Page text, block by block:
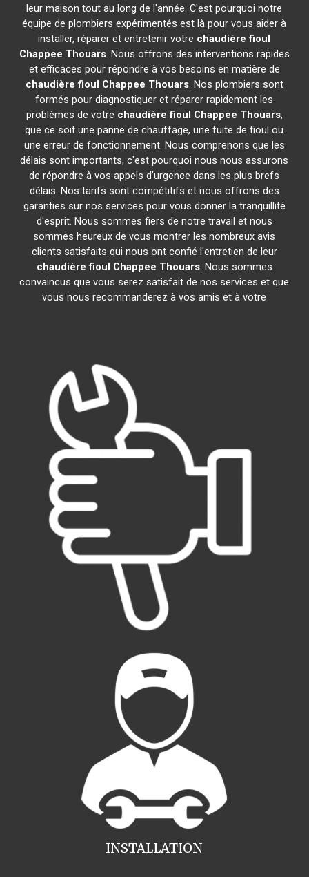
leur maison tout au long de l'année. C'est pourquoi notre
équipe de plombiers expérimentés est là pour vous aider à
installer, réparer et entretenir votre chaudière fioul
Chappee Thouars. Nous offrons des interventions rapides
et efficaces pour répondre à vos besoins en matière de
chaudière fioul Chappee Thouars. Nos plombiers sont
formés pour diagnostiquer et réparer rapidement les
problèmes de votre chaudière fioul Chappee Thouars,
que ce soit une panne de chauffage, une fuite de fioul ou
une erreur de fonctionnement. Nous comprenons que les
délais sont importants, c'est pourquoi nous nous assurons
de répondre à vos appels d'urgence dans les plus brefs
délais. Nos tarifs sont compétitifs et nous offrons des
garanties sur nos services pour vous donner la tranquillité
d'esprit. Nous sommes fiers de notre travail et nous
sommes heureux de vous montrer les nombreux avis
clients satisfaits qui nous ont confié l'entretien de leur
chaudière fioul Chappee Thouars. Nous sommes
convaincus que vous serez satisfait de nos services et que
vous nous recommanderez à vos amis et à votre
INSTALLATION